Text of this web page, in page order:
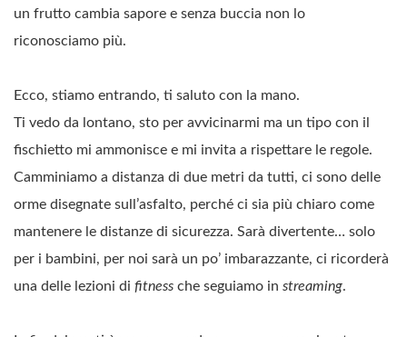
un frutto cambia sapore e senza buccia non lo
riconosciamo più.
Ecco, stiamo entrando, ti saluto con la mano.
Ti vedo da lontano, sto per avvicinarmi ma un tipo con il
fischietto mi ammonisce e mi invita a rispettare le regole.
Camminiamo a distanza di due metri da tutti, ci sono delle
orme disegnate sull’asfalto, perché ci sia più chiaro come
mantenere le distanze di sicurezza. Sarà divertente… solo
per i bambini, per noi sarà un po’ imbarazzante, ci ricorderà
una delle lezioni di fitness che seguiamo in streaming.